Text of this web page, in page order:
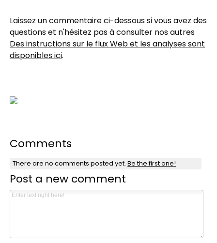
Laissez un commentaire ci-dessous si vous avez des
questions et n'hésitez pas à consulter nos autres
Des instructions sur le flux Web et les analyses sont
disponibles ici.
Comments
There are no comments posted yet.Be the first one!
Post a new comment